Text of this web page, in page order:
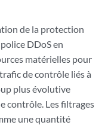
de la protection
DDoS en
matérielles pour
de contrôle liés à
plus évolutive
contrôle. Les filtrages
une quantité